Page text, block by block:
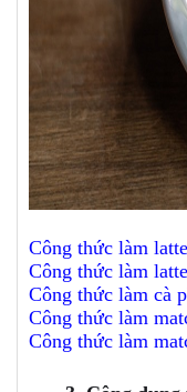
Công thức làm
Công thức làm
Công thức làm cà
Công thức làm
Công thức làm